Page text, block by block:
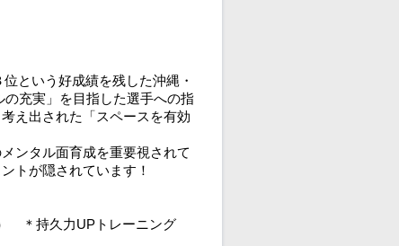
という好成績を残した沖縄・
充実」を目指した選手への指
え出された「スペースを有効
ンタル面育成を重要視されて
トが隠されています！
＊持久力UPトレーニング